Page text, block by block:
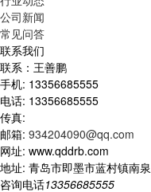
公司新闻
常见问答
联系我们
联系：王善鹏
手机: 13356685555
电话: 13356685555
传真:
邮箱: 934204090@qq.com
网址: www.qddrb.com
地址: 青岛市即墨市蓝村镇南
咨询电话13356685555